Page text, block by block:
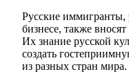
Русские
бизнесе, также
Их знание русской
создать
из разных стран мира.